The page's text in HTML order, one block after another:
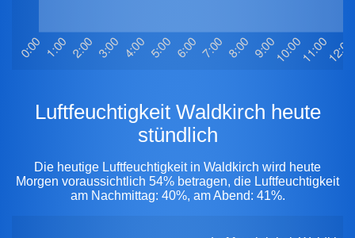
Luftfeuchtigkeit Waldkirch heute
stündlich
Die heutige Luftfeuchtigkeit in Waldkirch wird heute
Morgen voraussichtlich 54% betragen, die Luftfeuchtigkeit
am Nachmittag: 40%, am Abend: 41%.